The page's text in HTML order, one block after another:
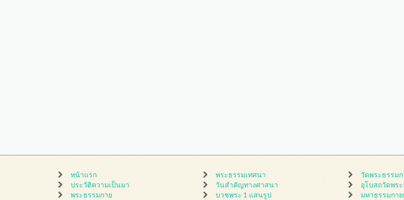
หน้าแรก
ประวัติความเป็นมา
พระธรรมกาย
พระธรรมเทศนา
วันสำคัญทางศาสนา
บวชพระ 1 แสนรูป
วัดพระธรรมก
อุโบสถวัดพร
มหาธรรมกาย